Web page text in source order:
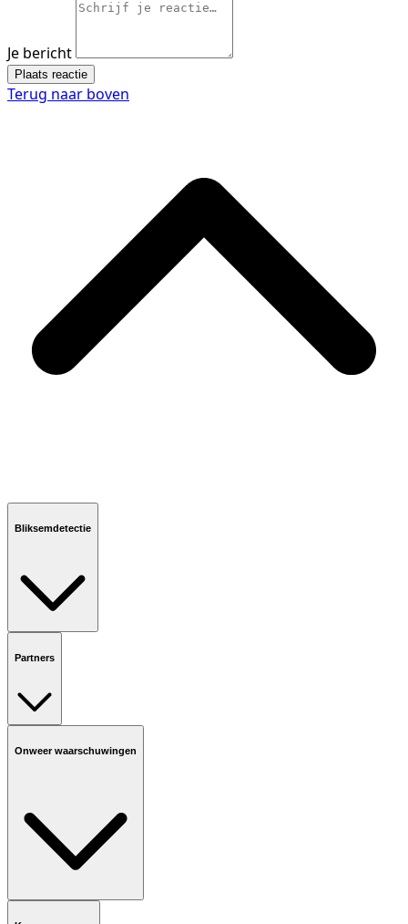
Je bericht
Plaats reactie
Terug naar boven
Bliksemdetectie
Partners
Onweer waarschuwingen